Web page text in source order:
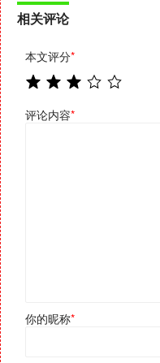
相关评论
本文评分*
评论内容*
你的昵称*